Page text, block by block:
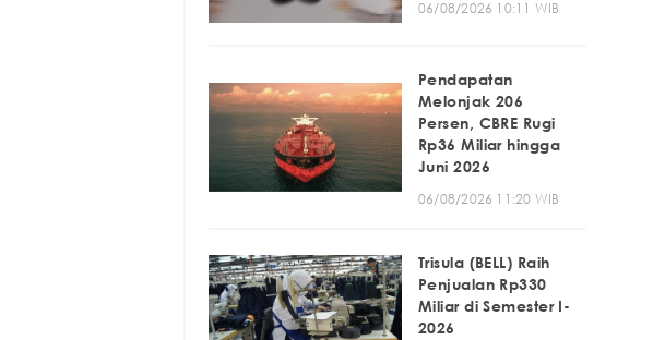
06/08/2026 10:11 WIB
Pendapatan
Melonjak 206
Persen, CBRE Rugi
Rp36 Miliar hingga
Juni 2026
06/08/2026 11:20 WIB
Trisula (BELL) Raih
Penjualan Rp330
Miliar di Semester I-
2026